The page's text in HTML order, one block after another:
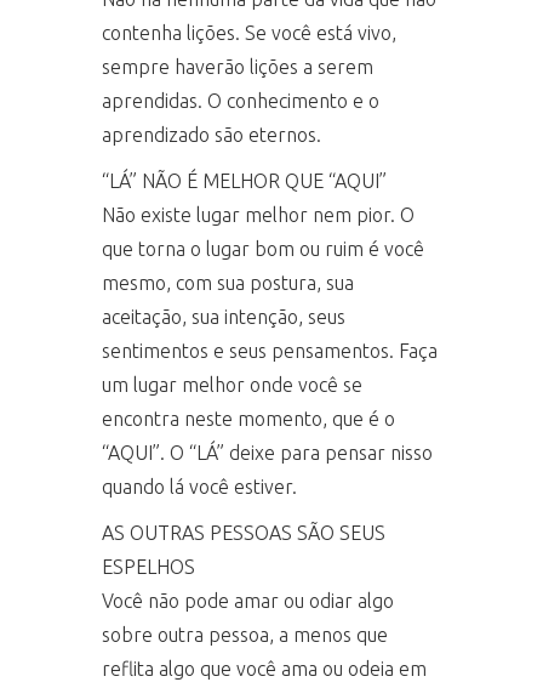
contenha lições. Se você está vivo,
sempre haverão lições a serem
aprendidas. O conhecimento e o
aprendizado são eternos.
“LÁ” NÃO É MELHOR QUE “AQUI”
Não existe lugar melhor nem pior. O
que torna o lugar bom ou ruim é você
mesmo, com sua postura, sua
aceitação, sua intenção, seus
sentimentos e seus pensamentos. Faça
um lugar melhor onde você se
encontra neste momento, que é o
“AQUI”. O “LÁ” deixe para pensar nisso
quando lá você estiver.
AS OUTRAS PESSOAS SÃO SEUS
ESPELHOS
Você não pode amar ou odiar algo
sobre outra pessoa, a menos que
reflita algo que você ama ou odeia em